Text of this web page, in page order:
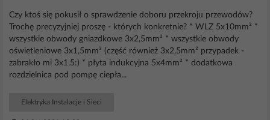
Czy ktoś się pokusił o sprawdzenie doboru przekroju przewodów?
Trochę precyzyjniej proszę - których konkretnie? * WLZ 5x10mm² *
wszystkie obwody gniazdkowe 3x2,5mm² * wszystkie obwody
oświetleniowe 3x1,5mm² (część również 3x2,5mm² przypadek -
zabrakło mi 3x1.5:) * płyta indukcyjna 5x4mm² * dodatkowa
rozdzielnica pod pompę ciepła...
Elektryka Instalacje i Sieci